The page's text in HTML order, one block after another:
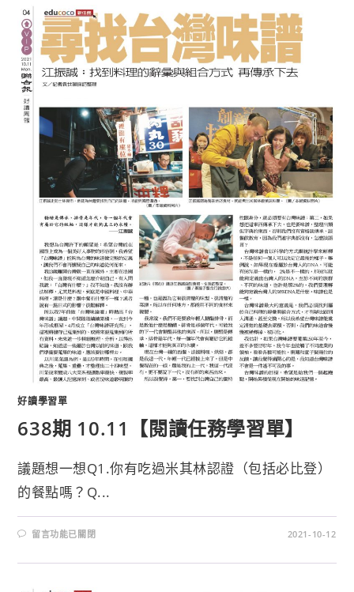
好讀學習單
638期 10.11【閱讀任務學習單】
議題想一想Q1.你有吃過米其林認證（包括必比登）
的餐點嗎？Q...
留言功能已關閉 2021-10-12